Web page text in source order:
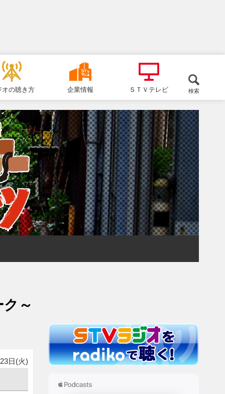
オの聴き方 企業情報 ＳＴＶテレビ 検索
～
日(火)